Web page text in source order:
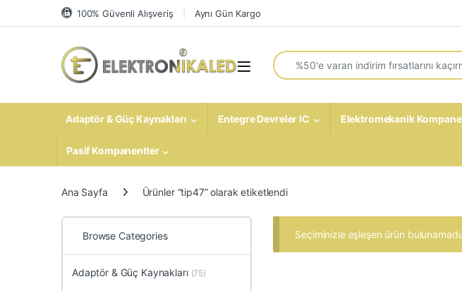
Skip to navigation
Skip to content 100% Güvenli Alışveriş Aynı Gün Kargo
Open
Search for:
Adaptör & Güç Kaynakları Entegre Devreler IC Elektromekanik
Pasif Kompanentler
Ana Sayfa Ürünler “tip47” olarak etiketlendi
Seçiminizle eşleşen ürün bulunamadı.
Browse Categories
Adaptör & Güç Kaynakları (75)